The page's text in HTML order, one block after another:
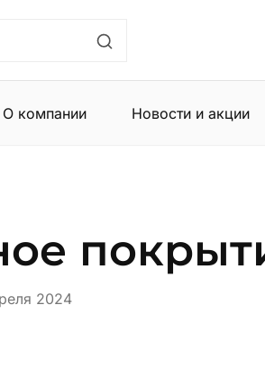
О компании Новости и акции
2024